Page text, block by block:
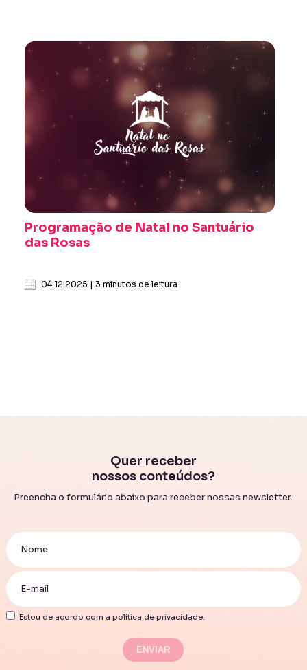
Programação de Natal no Santuário
das Rosas
04.12.2025 | 3 minutos de leitura
Quer receber
nossos conteúdos?
Preencha o formulário abaixo para receber nossas newsletter.
Estou de acordo com a política de privacidade.